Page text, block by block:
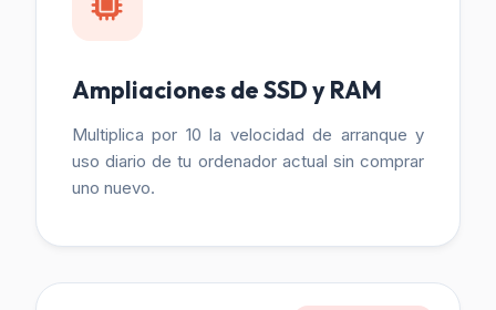
Ampliaciones de SSD y RAM
Multiplica por 10 la velocidad de arranque y
uso diario de tu ordenador actual sin comprar
uno nuevo.